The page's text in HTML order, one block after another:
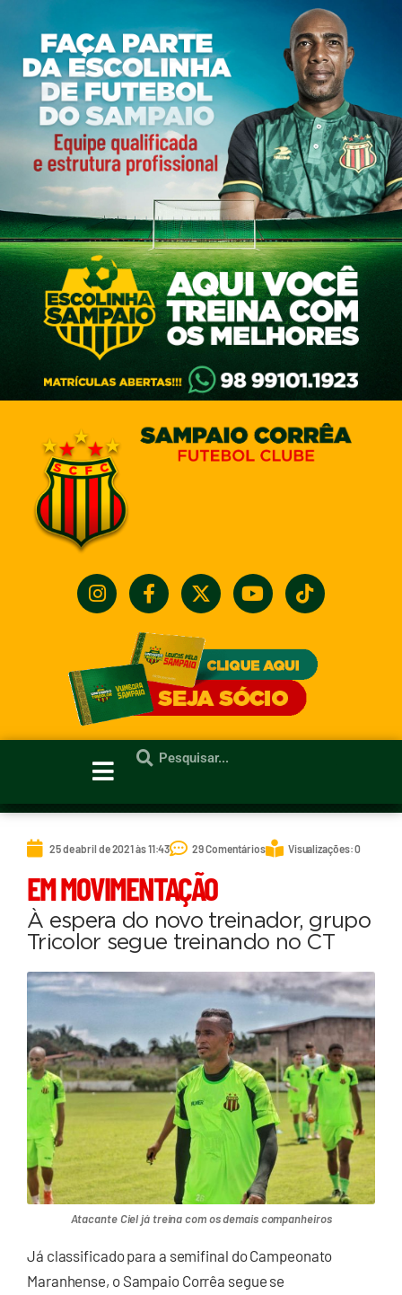
25 de abril de 2021 às 11:43 29 Comentários Visualizações: 0
EM MOVIMENTAÇÃO
À espera do novo treinador, grupo
Tricolor segue treinando no CT
Atacante Ciel já treina com os demais companheiros
Já classificado para a semifinal do Campeonato
Maranhense, o Sampaio Corrêa segue se